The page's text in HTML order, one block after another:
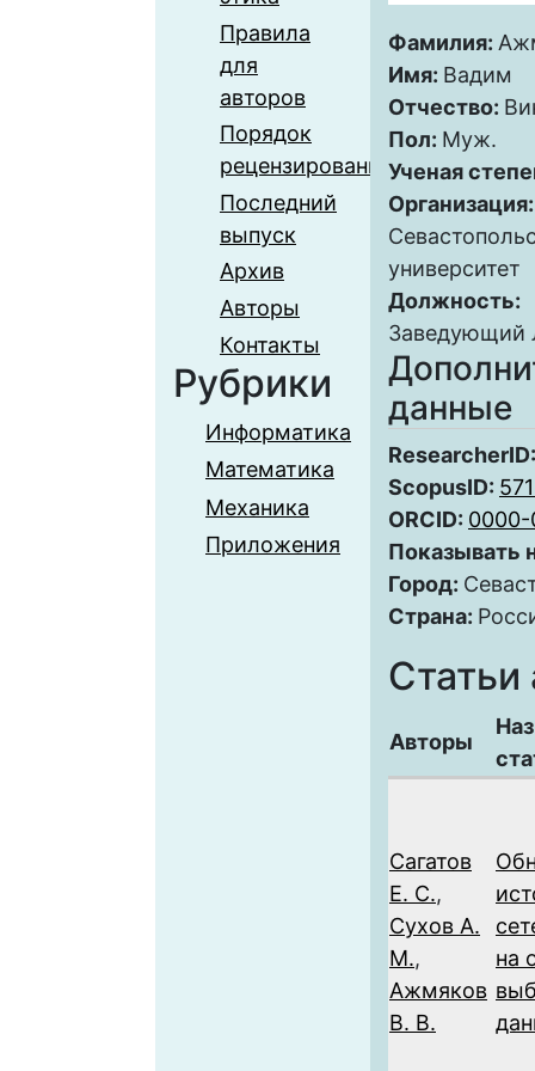
Правила
для
авторов
Порядок
рецензирования
Последний
выпуск
Архив
Авторы
Контакты
Рубрики
Информатика
Математика
Механика
Приложения
Фамилия:
Имя: Вадим
Отчество:
Пол: Муж.
Ученая
университет
Должность:
Заведующий
данные
ScopusID:
ORCID:
Показывать
Город:
Страна:
Статьи
Авторы
Сагатов
Е. С.,
Сухов А.
М.,
Ажмяков
В. В.
на